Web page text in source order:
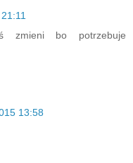
zmieni bo potrzebuje
13:58